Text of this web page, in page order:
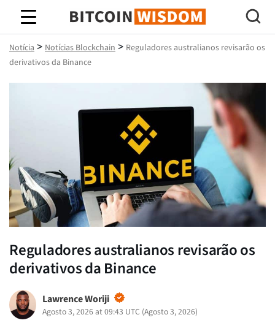
Sabedoria do Bitcoin
Notícia > Notícias Blockchain > Reguladores australianos revisarão os
derivativos da Binance
Reguladores australianos revisarão os
derivativos da Binance
Lawrence Woriji
Agosto 3, 2026 at 09:43 UTC (Agosto 3, 2026)